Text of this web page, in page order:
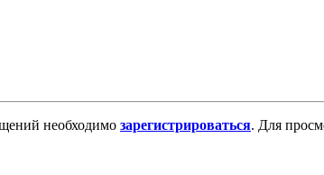
необходимо зарегистрироваться. Для